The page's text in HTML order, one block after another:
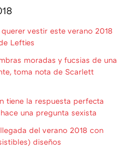
vestir este verano 2018
Lefties
moradas y fucsias de una
toma nota de Scarlett
tiene la respuesta perfecta
una pregunta sexista
del verano 2018 con
diseños